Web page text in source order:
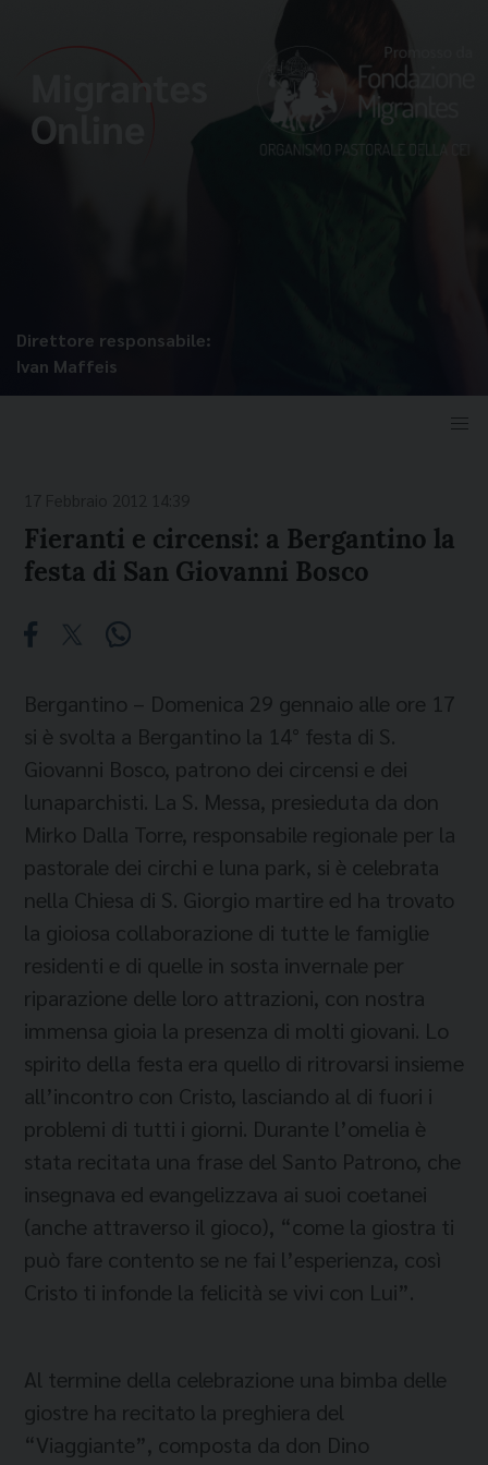
Direttore responsabile:
Ivan Maffeis
Fieranti e circensi: a Bergantino la
festa di San Giovanni Bosco
Bergantino – Domenica 29 gennaio alle ore 17
si è svolta a Bergantino la 14° festa di S.
Giovanni Bosco, patrono dei circensi e dei
lunaparchisti. La S. Messa, presieduta da don
Mirko Dalla Torre, responsabile regionale per la
pastorale dei circhi e luna park, si è celebrata
nella Chiesa di S. Giorgio martire ed ha trovato
la gioiosa collaborazione di tutte le famiglie
residenti e di quelle in sosta invernale per
riparazione delle loro attrazioni, con nostra
immensa gioia la presenza di molti giovani. Lo
spirito della festa era quello di ritrovarsi insieme
all’incontro con Cristo, lasciando al di fuori i
problemi di tutti i giorni. Durante l’omelia è
stata recitata una frase del Santo Patrono, che
insegnava ed evangelizzava ai suoi coetanei
(anche attraverso il gioco), “come la giostra ti
può fare contento se ne fai l’esperienza, così
Cristo ti infonde la felicità se vivi con Lui”.
Al termine della celebrazione una bimba delle
giostre ha recitato la preghiera del
“Viaggiante”, composta da don Dino